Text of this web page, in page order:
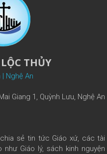
THỦY
| Nghệ An
Giang 1, Quỳnh Lưu, Nghệ An
sẻ tin tức Giáo xứ, các tài
Giáo lý, sách kinh nguyện